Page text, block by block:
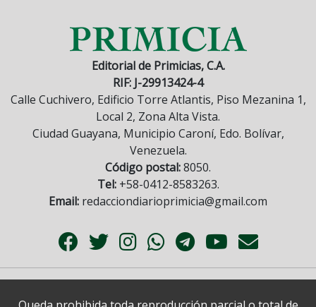
Editorial de Primicias, C.A.
RIF: J-29913424-4
Calle Cuchivero, Edificio Torre Atlantis, Piso Mezanina 1,
Local 2, Zona Alta Vista.
Ciudad Guayana, Municipio Caroní, Edo. Bolívar,
Venezuela.
Código postal:8050.
Tel:+58-0412-8583263.
Email: redacciondiarioprimicia@gmail.com